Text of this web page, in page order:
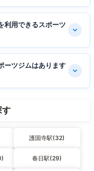
利用できるスポーツ
ーツジムはあります
す
護国寺駅(32)
春日駅(29)